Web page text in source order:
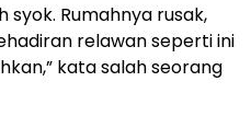
syok. Rumahnya rusak,
relawan seperti ini
kata salah seorang